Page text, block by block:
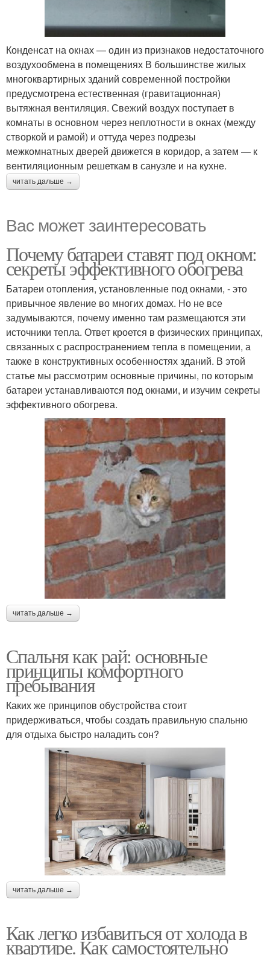
Конденсат на окнах — один из признаков недостаточного
воздухообмена в помещениях В большинстве жилых
многоквартирных зданий современной постройки
предусмотрена естественная (гравитационная)
вытяжная вентиляция. Свежий воздух поступает в
комнаты в основном через неплотности в окнах (между
створкой и рамой) и оттуда через подрезы
межкомнатных дверей движется в коридор, а затем — к
вентиляционным решеткам в санузле и на кухне.
читать дальше →
Вас может заинтересовать
Почему батареи ставят под окном:
секреты эффективного обогрева
Батареи отопления, установленные под окнами, - это
привычное явление во многих домах. Но не все
задумываются, почему именно там размещаются эти
источники тепла. Ответ кроется в физических принципах,
связанных с распространением тепла в помещении, а
также в конструктивных особенностях зданий. В этой
статье мы рассмотрим основные причины, по которым
батареи устанавливаются под окнами, и изучим секреты
эффективного обогрева.
читать дальше →
Спальня как рай: основные
принципы комфортного
пребывания
Каких же принципов обустройства стоит
придерживаться, чтобы создать правильную спальню
для отдыха быстро наладить сон?
читать дальше →
Как легко избавиться от холода в
квартире. Как самостоятельно